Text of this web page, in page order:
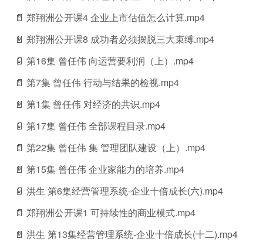
📄 郑翔洲公开课4 企业上市估值怎么计算.mp4
📄 郑翔洲公开课8 成功者必须摆脱三大束缚.mp4
📄 第16集 曾任伟 向运营要利润（上）.mp4
📄 第7集 曾任伟 行动与结果的检视.mp4
📄 第1集 曾任伟 对经济的共识.mp4
📄 第17集 曾任伟 全部课程目录.mp4
📄 第22集 曾任伟 集 管理团队建设（上）.mp4
📄 第15集 曾任伟 企业家能力的培养.mp4
📄 洪生 第6集经营管理系统-企业十倍成长(六).mp4
📄 郑翔洲公开课1 可持续性的商业模式.mp4
📄 洪生 第13集经营管理系统-企业十倍成长(十二).mp4